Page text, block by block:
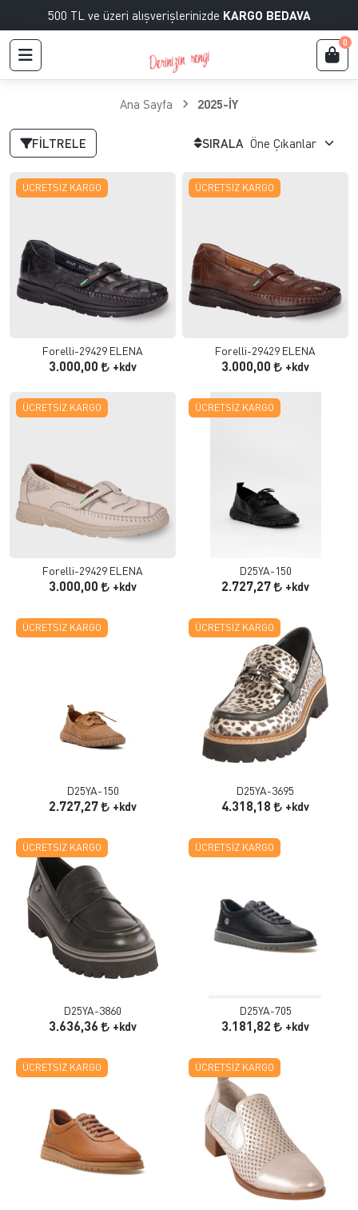
500 TL ve üzeri alışverişlerinizde KARGO BEDAVA
0
Ana Sayfa 2025-İY
FILTRELE SIRALA
ÜCRETSIZ KARGO
Forelli-29429 ELENA
3.000,00 +kdv
ÜCRETSIZ KARGO
Forelli-29429 ELENA
3.000,00 +kdv
ÜCRETSIZ KARGO
Forelli-29429 ELENA
3.000,00 +kdv
ÜCRETSIZ KARGO
D25YA-150
2.727,27 +kdv
ÜCRETSIZ KARGO
D25YA-150
2.727,27 +kdv
ÜCRETSIZ KARGO
D25YA-3695
4.318,18 +kdv
ÜCRETSIZ KARGO
D25YA-3860
3.636,36 +kdv
ÜCRETSIZ KARGO
D25YA-705
3.181,82 +kdv
ÜCRETSIZ KARGO ÜCRETSIZ KARGO